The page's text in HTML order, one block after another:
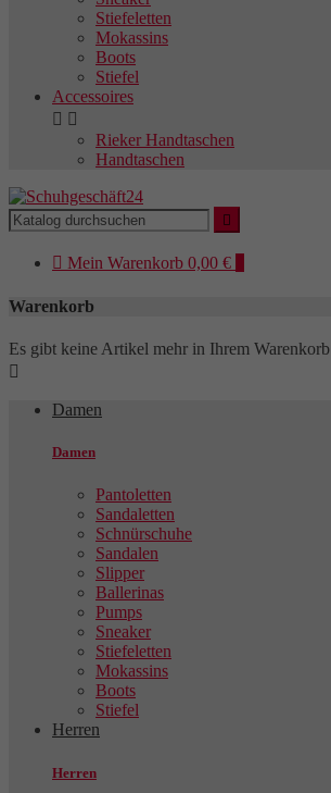
Stiefeletten
Mokassins
Boots
Stiefel
Accessoires
 
Rieker Handtaschen
Handtaschen

 Mein Warenkorb 0,00 €
Warenkorb
Es gibt keine Artikel mehr in Ihrem Warenkorb

Damen
Damen
Pantoletten
Sandaletten
Schnürschuhe
Sandalen
Slipper
Ballerinas
Pumps
Sneaker
Stiefeletten
Mokassins
Boots
Stiefel
Herren
Herren